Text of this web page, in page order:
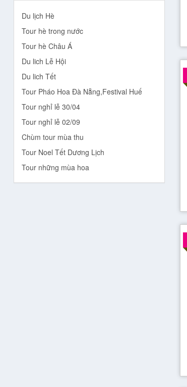
Du lịch Hè
Tour hè trong nước
Tour hè Châu Á
Du lich Lễ Hội
Du lich Tết
Tour Pháo Hoa Đà Nẵng,Festival Huế
Tour nghỉ lễ 30/04
Tour nghỉ lễ 02/09
Chùm tour mùa thu
Tour Noel Tết Dương Lịch
Tour những mùa hoa